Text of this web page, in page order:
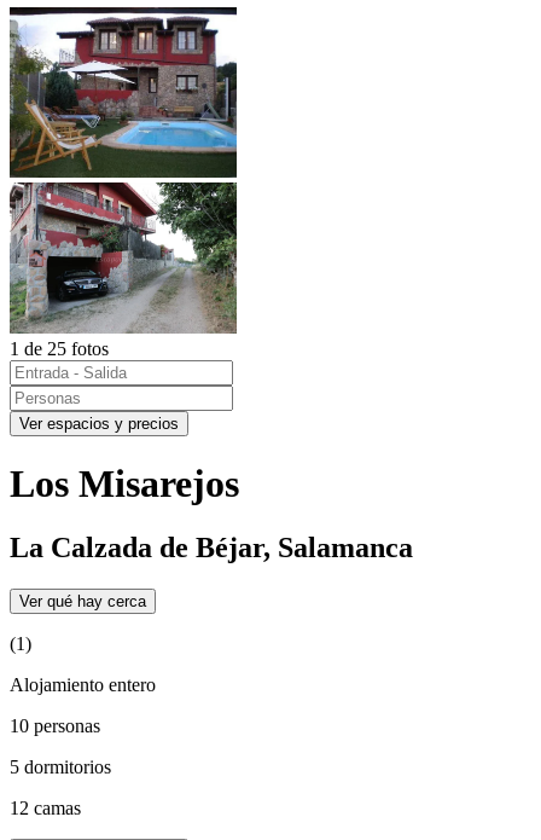
1 de 25 fotos
Ver espacios y precios
Los Misarejos
La Calzada de Béjar, Salamanca
Ver qué hay cerca
(1)
Alojamiento entero
10 personas
5 dormitorios
12 camas